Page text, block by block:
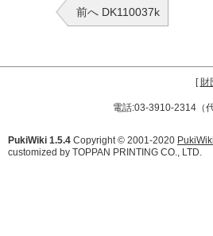
前へ DK110037k
[財
電話:03-3910-2314（
PukiWiki 1.5.4 Copyright © 2001-2020
customized by TOPPAN PRINTING CO., LTD.